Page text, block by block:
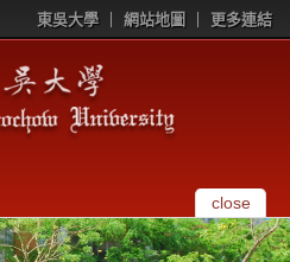
東吳大學 網站地圖 更多連結
close